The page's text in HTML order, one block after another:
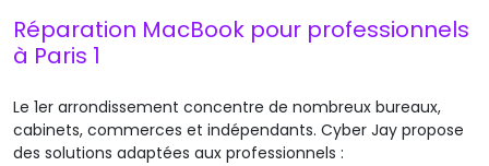
Réparation MacBook pour professionnels
à Paris 1
Le 1er arrondissement concentre de nombreux bureaux,
cabinets, commerces et indépendants. Cyber Jay propose
des solutions adaptées aux professionnels :